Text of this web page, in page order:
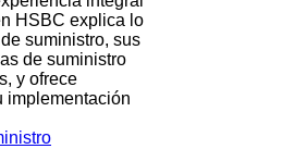
HSBC explica lo
suministro, sus
de suministro
y ofrece
implementación